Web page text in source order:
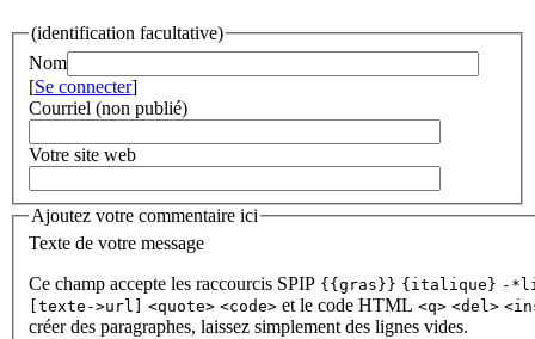
(identification facultative)
Nom
[Se connecter]
Courriel (non publié)
Votre site web
Ajoutez votre commentaire ici
Texte de votre message
Ce champ accepte les raccourcis SPIP {{gras}} {italique} -
[texte->url]
<quote> <code> et le code HTML <q> <del>
créer des paragraphes, laissez simplement des lignes vides.